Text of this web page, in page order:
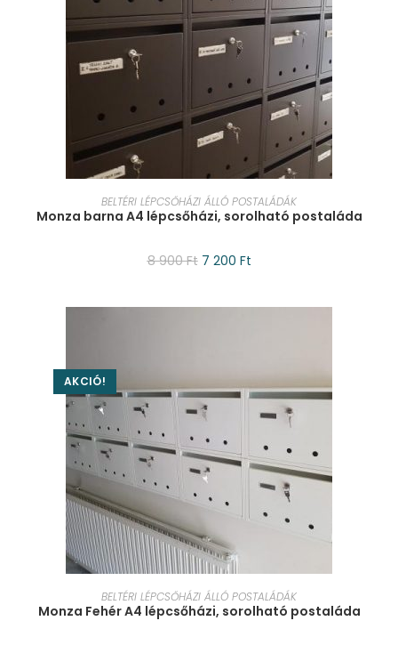
KOSÁRBA TESZEM
BELTÉRI LÉPCSŐHÁZI ÁLLÓ POSTALÁDÁK
Monza barna A4 lépcsőházi, sorolható postaláda
8 900Ft 7 200 Ft
AKCIÓ!
KOSÁRBA TESZEM
BELTÉRI LÉPCSŐHÁZI ÁLLÓ POSTALÁDÁK
Monza Fehér A4 lépcsőházi, sorolható postaláda